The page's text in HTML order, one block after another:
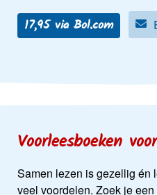
17,95 via Bol.com
Voorleesboeken
Samen lezen is gezellig én
veel voordelen. Zoek je